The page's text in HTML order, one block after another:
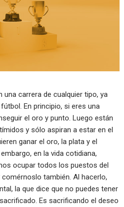
una carrera de cualquier tipo, ya
En principio, si eres una
el oro y punto. Luego están
y sólo aspiran a estar en el
ganar el oro, la plata y el
en la vida cotidiana,
ocupar todos los puestos del
también. Al hacerlo,
la que dice que no puedes tener
Es sacrificando el deseo